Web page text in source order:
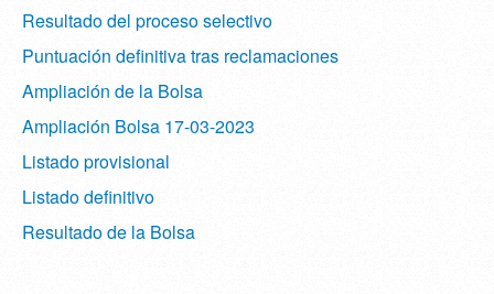
Resultado del proceso selectivo
Puntuación definitiva tras reclamaciones
Ampliación de la Bolsa
Ampliación Bolsa 17-03-2023
Listado provisional
Listado definitivo
Resultado de la Bolsa